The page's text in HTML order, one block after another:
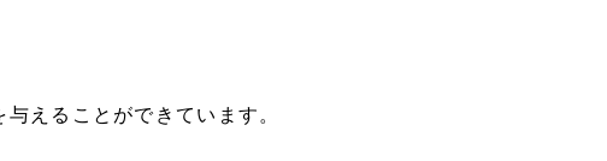
えることができています。